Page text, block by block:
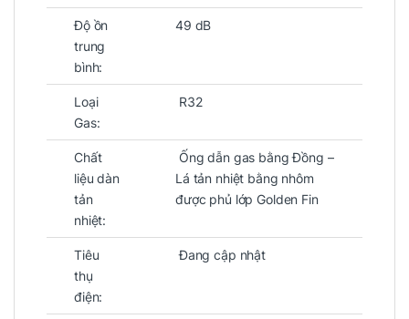
Độ ồn
trung
bình:
49 dB
Loại
Gas:
R32
Chất
liệu dàn
tản
nhiệt:
Ống dẫn gas bằng Đồng –
Lá tản nhiệt bằng nhôm
được phủ lớp Golden Fin
Tiêu
thụ
điện:
Đang cập nhật